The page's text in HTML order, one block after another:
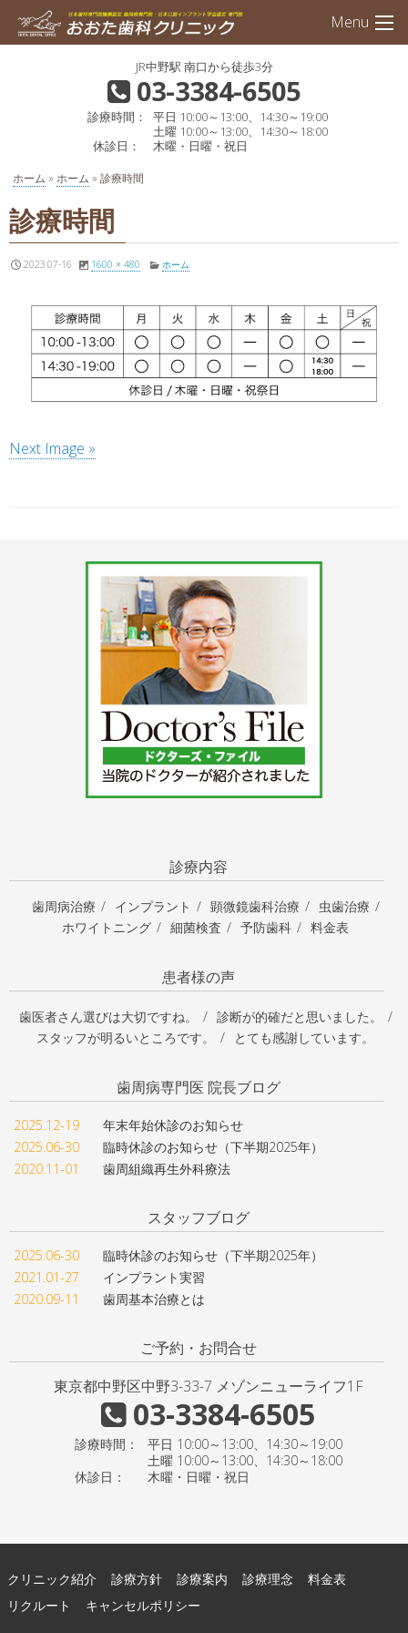
content
Menu
インプ
JR中野駅 南口から徒歩3分
03-3384-6505
診療時間：
平日 10:00～13:00、14:30～19:00
土曜 10:00～13:00、14:30～18:00
休診日：
木曜・日曜・祝日
ホーム » ホーム » 診療時間
診療時間
2023.07-16 1600 × 480 ホーム
Next Image »
診療内容
歯周病治療 インプラント 顕微鏡歯科治療
虫歯治療
ホワイトニング
細菌検査 予防歯科 料金表
患者様の声
歯医者さん選びは大切ですね。
診断が的確だと思いました。
スタッフが明るいところです。
とても感謝しています。
歯周病専門医 院長ブログ
2025.12-19
年末年始休診のお知らせ
2025.06-30
臨時休診のお知らせ（下半期2025年）
2020.11-01
歯周組織再生外科療法
スタッフブログ
2025.06-30
臨時休診のお知らせ（下半期2025年）
2021.01-27
インプラント実習
2020.09-11
歯周基本治療とは
ご予約・お問合せ
東京都中野区中野3-33-7 メゾンニューライフ1F
03-3384-6505
診療時間：
平日 10:00～13:00、14:30～19:00
土曜 10:00～13:00、14:30～18:00
休診日：
木曜・日曜・祝日
クリニック紹介 診療方針 診療案内 診療理念
料金表
リクルート
キャンセルポリシー